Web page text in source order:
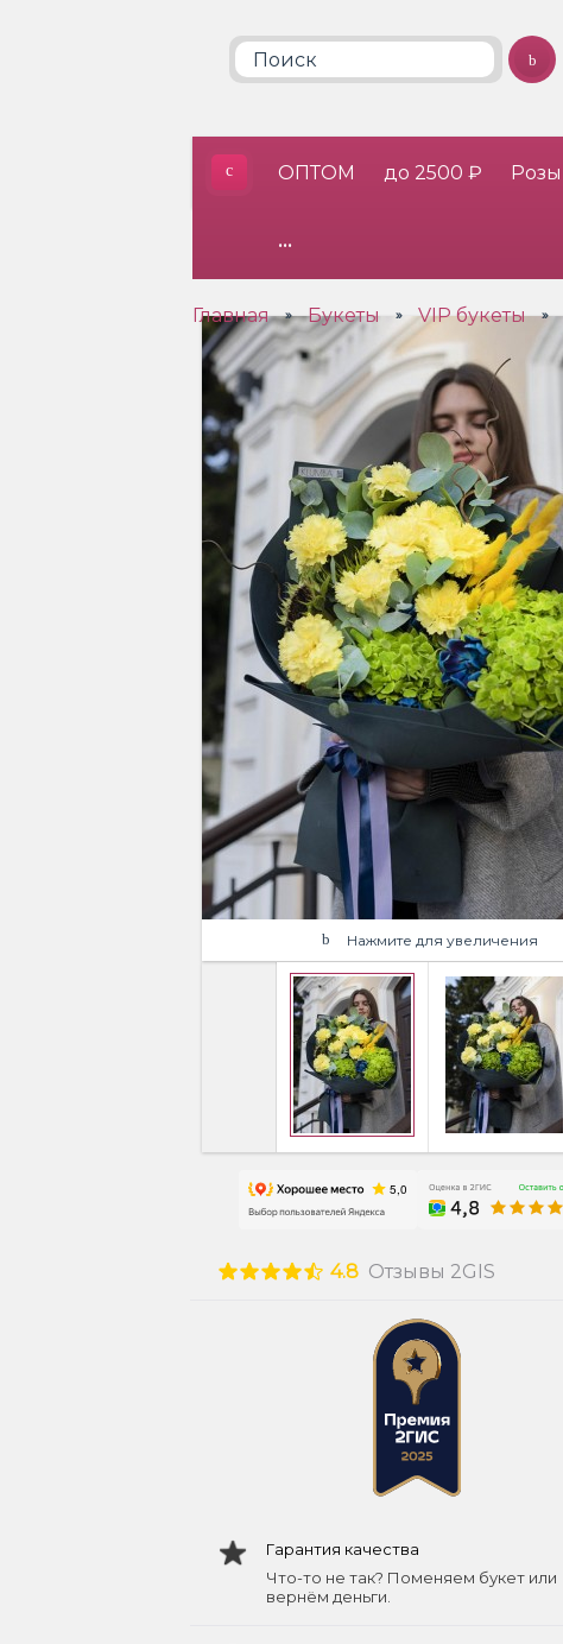
ОПТОМ до 2500 ₽ Розы
•••
Главная » Букеты » VIP букеты »
Нажмите для увеличения
4.8 Отзывы 2GIS
Гарантия качества
Что-то не так? Поменяем букет или
вернём деньги.